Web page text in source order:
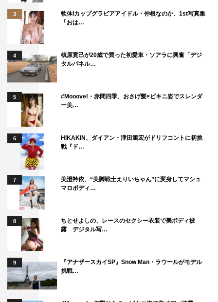
3
軟体Iカップグラビアアイドル・仲根なのか、1st写真集
「おは…
4
槙原寛己が20歳で買った初愛車・ソアラに興奮「デジ
タルパネル…
5
#Mooove!・赤間四季、おさげ髪×ビキニ姿でスレンダ
ー美…
6
HIKAKIN、ダイアン・津田篤宏がドリフコントに初挑
戦『ド…
7
美澄衿依、“美脚戦士えりいちゃん”に変身してマシュ
マロボディ…
8
ちとせよしの、レースのセクシー衣装で美ボディ披
露 デジタル写…
9
『アナザースカイSP』Snow Man・ラウールがモデル
挑戦…